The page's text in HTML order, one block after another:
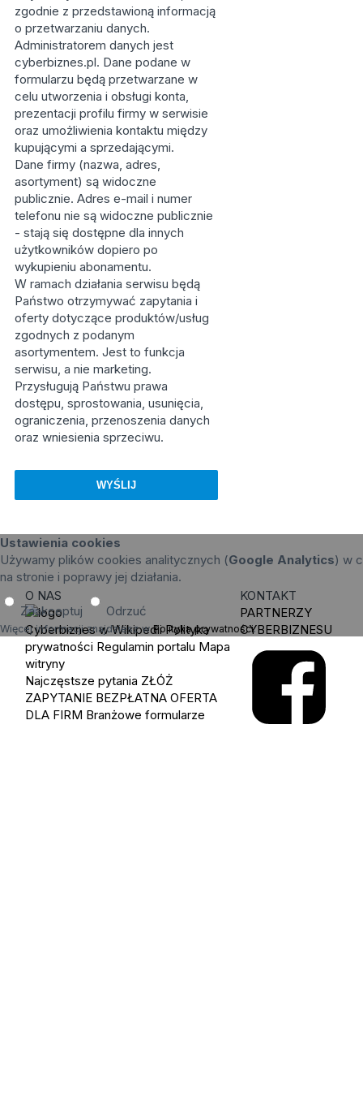
zgodnie z przedstawioną informacją
o przetwarzaniu danych.
Administratorem danych jest
cyberbiznes.pl. Dane podane w
formularzu będą przetwarzane w
celu utworzenia i obsługi konta,
prezentacji profilu firmy w serwisie
oraz umożliwienia kontaktu między
kupującymi a sprzedającymi.
Dane firmy (nazwa, adres,
asortyment) są widoczne
publicznie. Adres e-mail i numer
telefonu nie są widoczne publicznie
- stają się dostępne dla innych
użytkowników dopiero po
wykupieniu abonamentu.
W ramach działania serwisu będą
Państwo otrzymywać zapytania i
oferty dotyczące produktów/usług
zgodnych z podanym
asortymentem. Jest to funkcja
serwisu, a nie marketing.
Przysługują Państwu prawa
dostępu, sprostowania, usunięcia,
ograniczenia, przenoszenia danych
oraz wniesienia sprzeciwu.
Ustawienia cookies
Używamy plików cookies analitycznych (Google Analytics) w
na stronie i poprawy jej działania.
Zaakceptuj Odrzuć
Więcej informacji znajdziesz wPolityka prywatności.
O NAS
Cyberbiznes w Wikipedii Polityka
prywatności Regulamin portalu Mapa
witryny
Najczęstsze pytania ZŁÓŻ
ZAPYTANIE BEZPŁATNA OFERTA
DLA FIRM Branżowe formularze
KONTAKT
PARTNERZY
CYBERBIZNESU